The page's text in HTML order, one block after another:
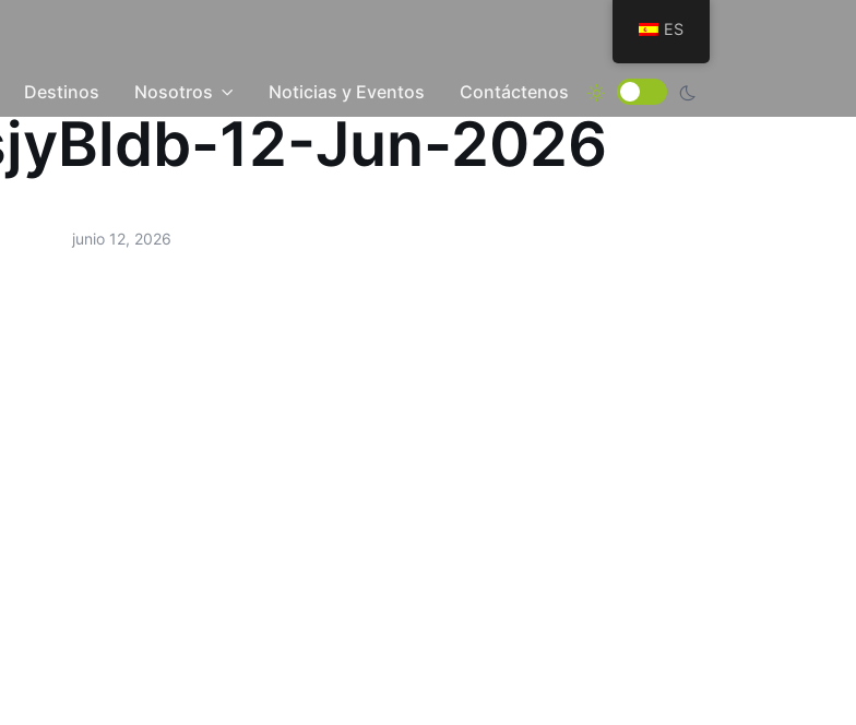
Destinos Nosotros Noticias y Eventos Contáctenos
12-Jun-2026
junio 12, 2026
ES